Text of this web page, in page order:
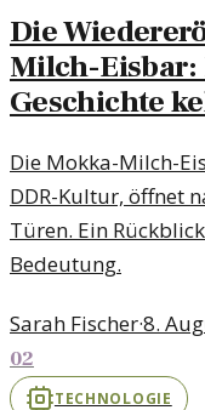
Die
Milch-Eisbar:
Geschichte
Die Mokka-Milch-
DDR-Kultur, öffnet
Türen. Ein
Bedeutung.
Sarah Fischer·8.
02
TECHNOLOGIE